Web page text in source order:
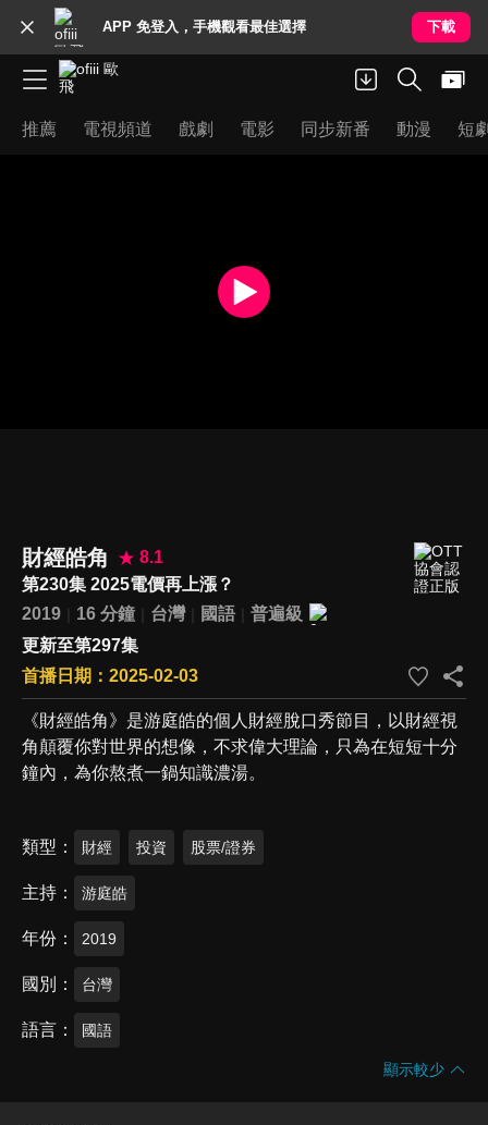
APP 免登入，手機觀看最佳選擇 下載
推薦 電視頻道 戲劇 電影 同步新番 動漫 短
財經皓角
8.1
第230集 2025電價再上漲？
2019
16 分鐘 台灣 國語
普遍級
更新至第297集
首播日期：2025-02-03
《財經皓角》是游庭皓的個人財經脫口秀節目，以財經視
角顛覆你對世界的想像，不求偉大理論，只為在短短十分
鐘內，為你熬煮一鍋知識濃湯。
類型 財經 投資 股票/證券
主持 游庭皓
年份 2019
國別 台灣
語言 國語
顯示較少